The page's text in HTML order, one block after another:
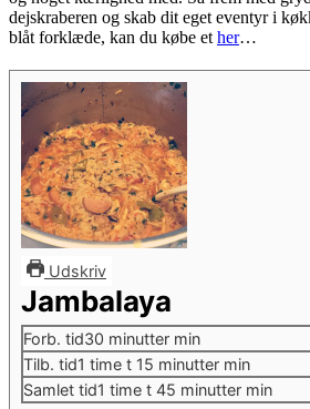
dejskraberen og skab dit eget eventyr i
blåt forklæde, kan du købe et her…
Udskriv
Jambalaya
Forb. tid30 minutter min
Tilb. tid1 time t 15 minutter min
Samlet tid1 time t 45 minutter min